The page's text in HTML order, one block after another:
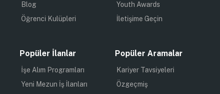
Blog
Öğrenci Kulüpleri
Youth Awards
İletişime Geçin
Popüler İlanlar
İşe Alım Programları
Yeni Mezun İş İlanları
Popüler Aramalar
Kariyer Tavsiyeleri
Özgeçmiş